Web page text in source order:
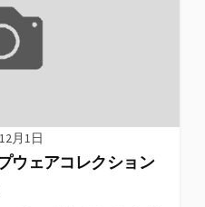
月1日
ウェアコレクション